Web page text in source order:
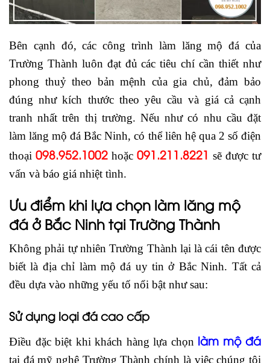
Bên cạnh đó, các công trình làm lăng mộ đá của
Trường Thành luôn đạt đủ các tiêu chí cần thiết như
phong thuỷ theo bản mệnh của gia chủ, đảm bảo
đúng như kích thước theo yêu cầu và giá cả cạnh
tranh nhất trên thị trường. Nếu như có nhu cầu đặt
làm lăng mộ đá Bắc Ninh, có thể liên hệ qua 2 số điện
thoại 098.952.1002 hoặc 091.211.8221 sẽ được tư
vấn và báo giá nhiệt tình.
Ưu điểm khi lựa chọn làm lăng mộ
đá ở Bắc Ninhtại Trường Thành
Không phải tự nhiên Trường Thành lại là cái tên được
biết là địa chỉ làm mộ đá uy tin ở Bắc Ninh. Tất cả
đều dựa vào những yếu tố nổi bật như sau:
Sử dụng loại đá cao cấp
Điều đặc biệt khi khách hàng lựa chọn làm mộ đá
tại đá mỹ nghệ Trường Thành chính là việc chúng tôi